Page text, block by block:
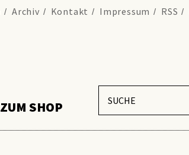
Archiv Kontakt Impressum RSS
ZUM SHOP